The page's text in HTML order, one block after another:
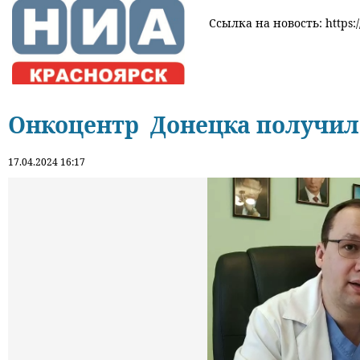
Ссылка на новость:
Онкоцентр Донецка
17.04.2024 16:17